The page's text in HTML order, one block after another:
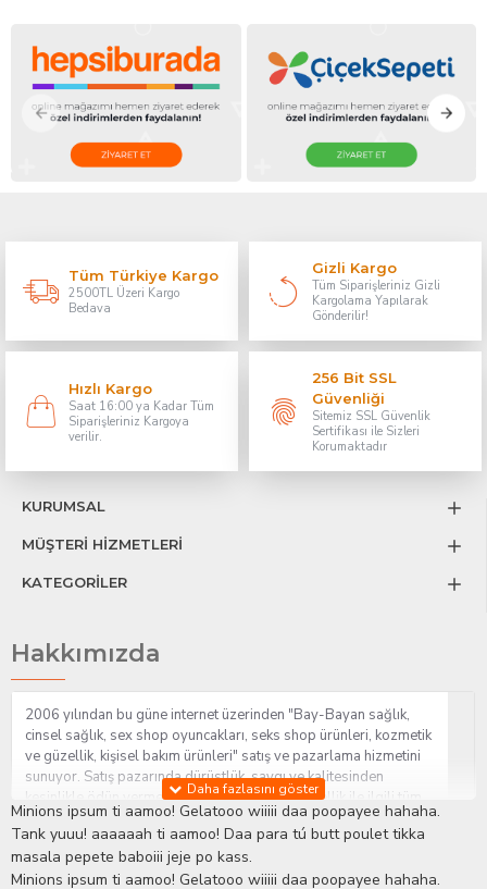
Tüm Türkiye Kargo
2500TL Üzeri Kargo
Bedava
Gizli Kargo
Tüm Siparişleriniz Gizli
Kargolama Yapılarak
Gönderilir!
Hızlı Kargo
Saat 16:00 ya Kadar Tüm
Siparişleriniz Kargoya
verilir.
256 Bit SSL
Güvenliği
Sitemiz SSL Güvenlik
Sertifikası ile Sizleri
Korumaktadır
KURUMSAL
MÜŞTERİ HİZMETLERİ
KATEGORİLER
Hakkımızda
2006 yılından bu güne internet üzerinden "Bay-Bayan sağlık,
cinsel sağlık, sex shop oyuncakları, seks shop ürünleri, kozmetik
ve güzellik, kişisel bakım ürünleri" satış ve pazarlama hizmetini
sunuyor. Satış pazarında dürüstlük, saygı ve kalitesinden
kesinlikle ödün vermeden hizmet sağlık ve güzellik ile ilgili tüm
sorularınıza anında cevap verebilen Yetkin ve uzman kadrosu ile
ihtiyaçlarınızı en uygun fiyat ve taksit seçenekleriyle karşılıyor.
İstanbul beylikdüzü Erotik Shop sitemizde insan odaklı çalışma
stratejimiz ile müşterilerimizin yaşamlarında mutlu, sağlıklı ve
Minions ipsum ti aamoo! Gelatooo wiiiii daa poopayee hahaha.
Tank yuuu! aaaaaah ti aamoo! Daa para tú butt poulet tikka
masala pepete baboiii jeje po kass.
Minions ipsum ti aamoo! Gelatooo wiiiii daa poopayee hahaha.